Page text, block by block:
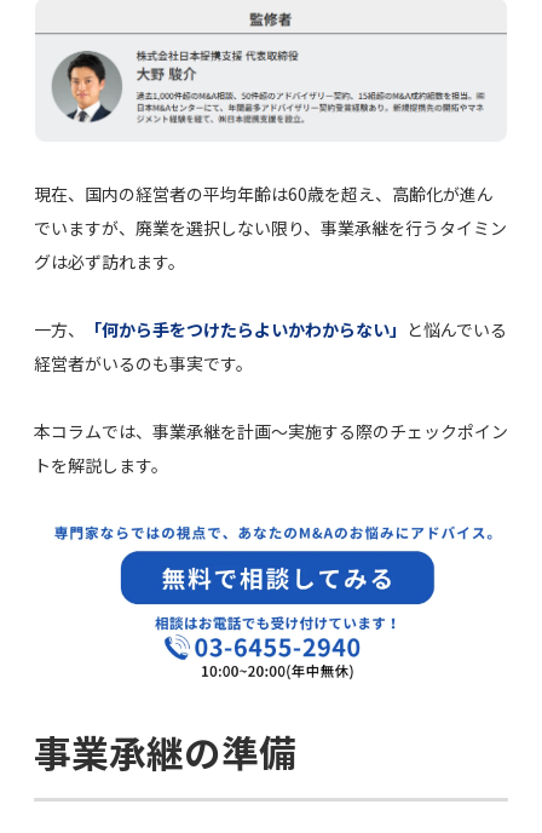
現在、国内の経営者の平均年齢は60歳を超え、高齢化が進ん
でいますが、廃業を選択しない限り、事業承継を行うタイミン
グは必ず訪れます。
一方、 「何から手をつけたらよいかわからない」 と悩んでいる
経営者がいるのも事実です。
本コラムでは、事業承継を計画～実施する際のチェックポイン
トを解説します。
事業承継の準備